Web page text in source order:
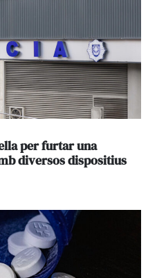
per furtar una
diversos dispositius